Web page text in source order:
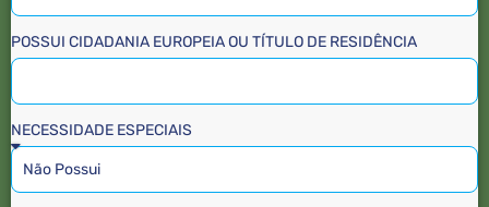
POSSUI CIDADANIA EUROPEIA OU TÍTULO DE RESIDÊNCIA
NECESSIDADE ESPECIAIS